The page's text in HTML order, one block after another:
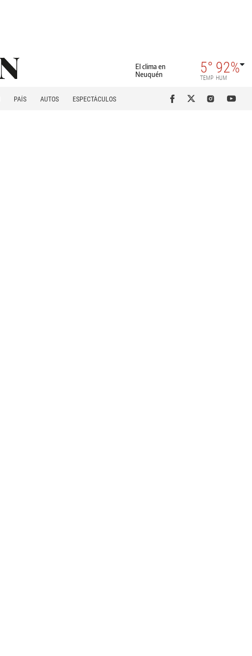
El clima en
Neuquén
5°
TEMP
92%
HUM
PAÍS AUTOS
ESPECTÁCULOS